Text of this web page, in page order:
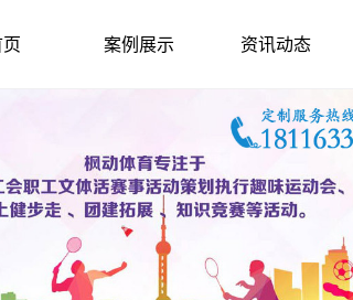
案例展示 资讯动态